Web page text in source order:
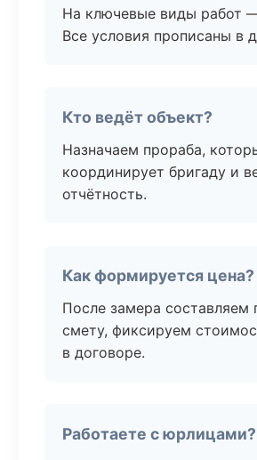
На ключевые виды работ
Все условия прописаны в
Кто ведёт объект?
Назначаем прораба,
координирует бригаду и
отчётность.
Как формируется цена?
После замера составляем
смету, фиксируем
в договоре.
Работаете с юрлицами?